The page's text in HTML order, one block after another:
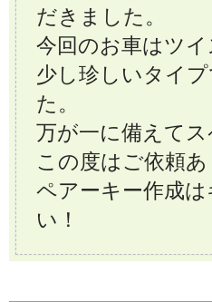
だきました。
今回のお車はツ
少し珍しいタイ
た。
万が一に備えて
この度はご依頼
ペアーキー作成
い！